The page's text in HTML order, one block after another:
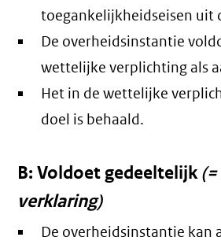
toegankelijkheidseisen uit
De overheidsinstantie
wettelijke verplichting als
Het in de wettelijke
doel is behaald.
B: Voldoet gedeeltelijk
verklaring)
De overheidsinstantie kan